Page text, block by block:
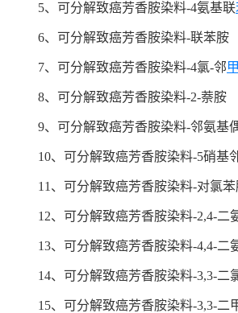
5、可分解致癌芳香胺染料-4氨基联
6、可分解致癌芳香胺染料-联苯胺
7、可分解致癌芳香胺染料-4氯-邻
8、可分解致癌芳香胺染料-2-萘胺
9、可分解致癌芳香胺染料-邻氨基
10、可分解致癌芳香胺染料-5硝基
11、可分解致癌芳香胺染料-对氯苯
12、可分解致癌芳香胺染料-2,4-二
13、可分解致癌芳香胺染料-4,4-二
14、可分解致癌芳香胺染料-3,3-二
15、可分解致癌芳香胺染料-3,3-二